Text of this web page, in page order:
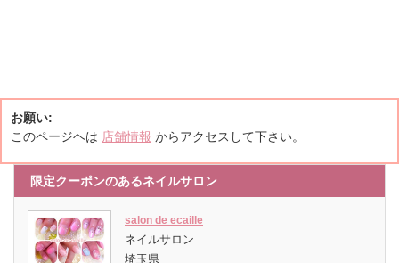
お願い:
このページヘは 店舗情報 からアクセスして下さい。
限定クーポンのあるネイルサロン
salon de ecaille
ネイルサロン
埼玉県